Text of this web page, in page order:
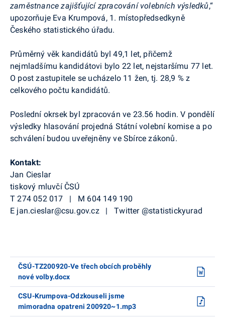
zaměstnance zajišťující zpracování volebních výsledků,“
upozorňuje Eva Krumpová, 1. místopředsedkyně
Českého statistického úřadu.
Průměrný věk kandidátů byl 49,1 let, přičemž
nejmladšímu kandidátovi bylo 22 let, nejstaršímu 77 let.
O post zastupitele se ucházelo 11 žen, tj. 28,9 % z
celkového počtu kandidátů.
Poslední okrsek byl zpracován ve 23.56 hodin. V pondělí
výsledky hlasování projedná Státní volební komise a po
schválení budou uveřejněny ve Sbírce zákonů.
Kontakt:
Jan Cieslar
tiskový mluvčí ČSÚ
T 274 052 017 | M 604 149 190
E jan.cieslar@csu.gov.cz | Twitter @statistickyurad
ČSÚ-TZ200920-Ve třech obcích proběhly
nové volby.docx
CSU-Krumpova-Odzkouseli jsme
mimoradna opatreni 200920~1.mp3